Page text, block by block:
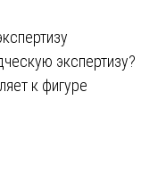
экспертизу?
к фигуре